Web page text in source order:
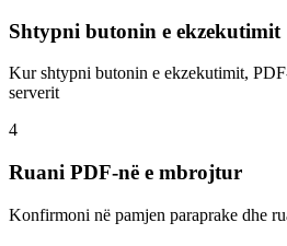
Shtypni butonin e ekzekutimit
Kur shtypni butonin e ekzekutimit,
serverit
4
Ruani PDF-në e mbrojtur
Konfirmoni në pamjen paraprake dhe